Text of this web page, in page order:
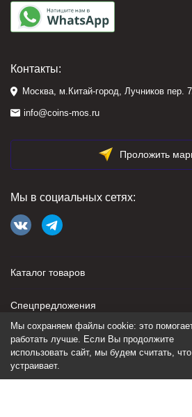
Контакты:
Москва, м.Китай-город, Лучников пер.
info@coins-mos.ru
Проложить
Мы в социальных сетях:
Каталог товаров
Спецпредложения
Для покупателя
Политика персональных данных
Мы сохраняем файлы cookie: это
работать лучше. Если Вы продолжите
использовать сайт, мы будем считать,
устраивает.